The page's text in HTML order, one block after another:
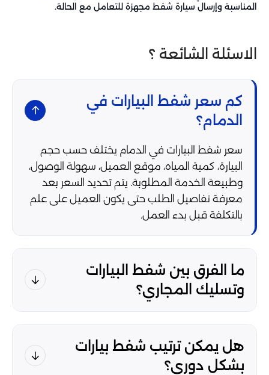
المناسبة وإرسال سيارة شفط مجهزة للتعامل مع الحالة.
الاسئلة الشائعة ؟
كم سعر شفط البيارات في
الدمام؟
سعر شفط البيارات في الدمام يختلف حسب حجم
البيارة، كمية المياه، موقع العميل، سهولة الوصول،
وطبيعة الخدمة المطلوبة. يتم تحديد السعر بعد
معرفة تفاصيل الطلب حتى يكون العميل على علم
بالتكلفة قبل بدء العمل.
ما الفرق بين شفط البيارات
وتسليك المجاري؟
هل يمكن ترتيب شفط بيارات
بشكل دوري؟